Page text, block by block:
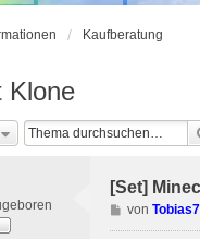
Kaufberatung
Klone
[Set]
B
e
von